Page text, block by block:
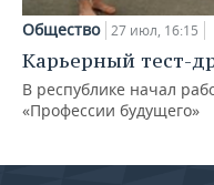
Общество 27 июл, 16:15
Карьерный тест-
В республике начал
«Профессии будущего»